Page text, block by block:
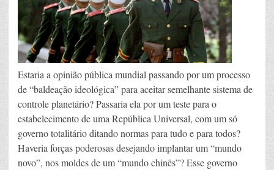
Estaria a opinião pública mundial passando por um processo
de “baldeação ideológica” para aceitar semelhante sistema de
controle planetário? Passaria ela por um teste para o
estabelecimento de uma República Universal, com um só
governo totalitário ditando normas para tudo e para todos?
Haveria forças poderosas desejando implantar um “mundo
novo”, nos moldes de um “mundo chinês”? Esse governo